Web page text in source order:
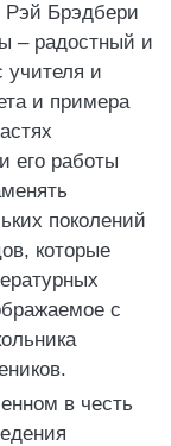
Рэй Брэдбери
– радостный и
учителя и
и примера
его работы
поколений
которые
с
в честь